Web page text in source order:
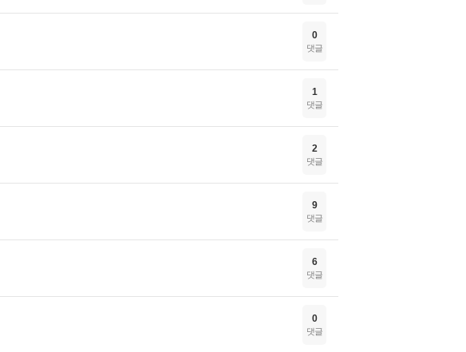
0
댓글
1
댓글
2
댓글
9
댓글
6
댓글
0
댓글